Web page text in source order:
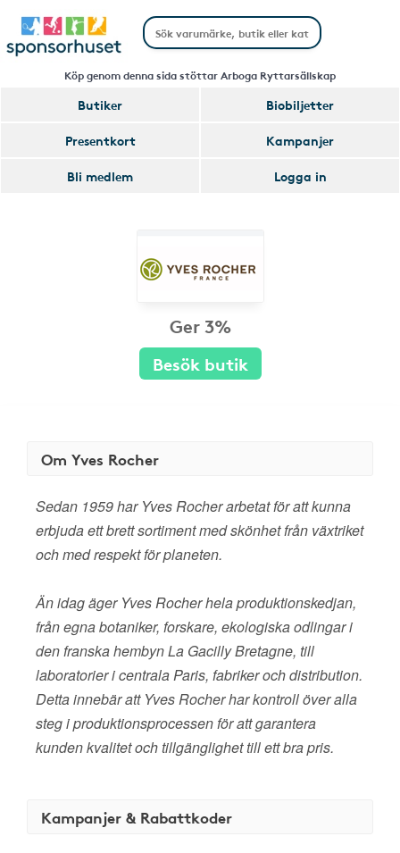
Köp genom denna sida stöttar Arboga Ryttarsällskap
Butiker
Biobiljetter
Presentkort
Kampanjer
Bli medlem
Logga in
Ger 3%
Besök butik
Om Yves Rocher
Sedan 1959 har Yves Rocher arbetat för att kunna
erbjuda ett brett sortiment med skönhet från växtriket
och med respekt för planeten.
Än idag äger Yves Rocher hela produktionskedjan,
från egna botaniker, forskare, ekologiska odlingar i
den franska hembyn La Gacilly Bretagne, till
laboratorier i centrala Paris, fabriker och distribution.
Detta innebär att Yves Rocher har kontroll över alla
steg i produktionsprocessen för att garantera
kunden kvalitet och tillgänglighet till ett bra pris.
Kampanjer & Rabattkoder